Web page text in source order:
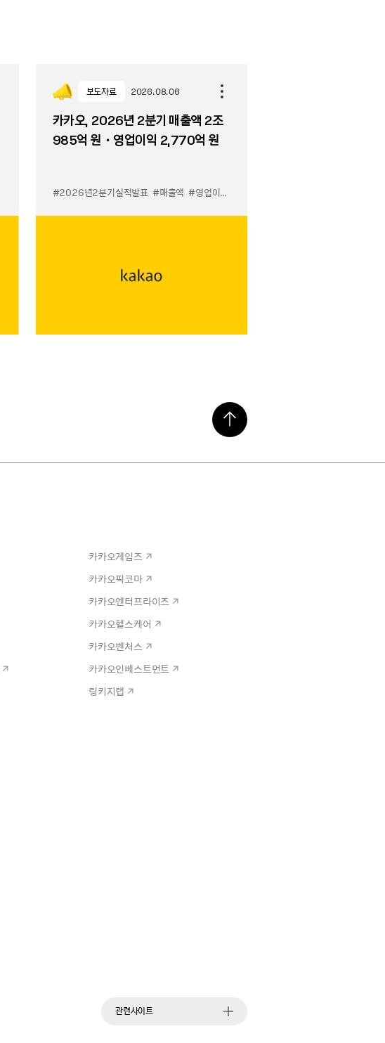
보도자료 2026.08.06
카카오, 2026년 2분기 매출액 2조
985억 원・영업이익 2,770억 원
#2026년2분기실적발표 #매출액 #영업이익
카카오게임즈
카카오픽코마
카카오엔터프라이즈
카카오헬스케어
카카오벤처스
카카오인베스트먼트
링키지랩
관련사이트